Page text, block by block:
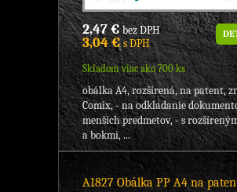
2,47 €bez DPH
3,04 €s DPH
Skladom viac ako 700 ks
obálka A4, rozšírená, na patent,
Comix, - na odkladanie
menších predmetov, - s
a bokmi, ...
A1827 Obálka PP A4 na